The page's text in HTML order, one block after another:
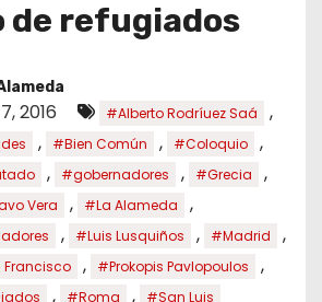
de refugiados
2016 #Alberto Rodríuez Saá ,
, #Bien Común , #Coloquio ,
, #gobernadores , #Grecia ,
Vera , #La Alameda ,
, #Luis Lusquiños , #Madrid ,
Francisco , #Prokopis Pavlopoulos ,
, #Roma , #San Luis